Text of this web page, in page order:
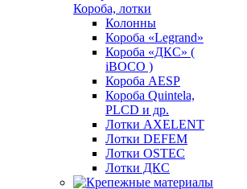
Короба, лотки
Колонны
Короба «Legrand»
Короба «ДКС» (
iBOCO )
Короба AESP
Короба Quintela,
PLCD и др.
Лотки AXELENT
Лотки DEFEM
Лотки OSTEC
Лотки ДКС